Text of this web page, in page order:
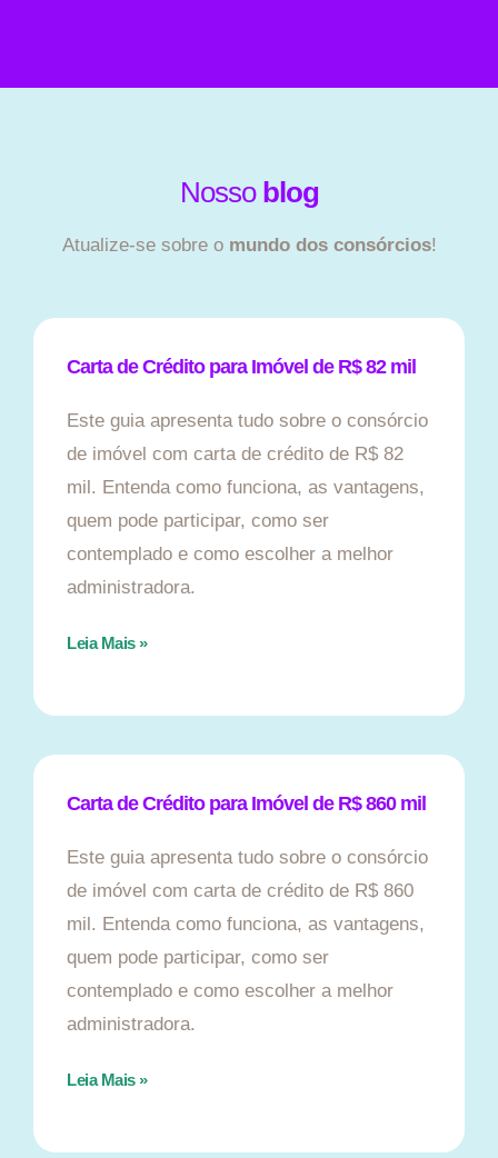
Nosso blog
Atualize-se sobre o mundo dos consórcios!
Carta de Crédito para Imóvel de R$ 82 mil
Este guia apresenta tudo sobre o consórcio
de imóvel com carta de crédito de R$ 82
mil. Entenda como funciona, as vantagens,
quem pode participar, como ser
contemplado e como escolher a melhor
administradora.
Leia Mais »
Carta de Crédito para Imóvel de R$ 860 mil
Este guia apresenta tudo sobre o consórcio
de imóvel com carta de crédito de R$ 860
mil. Entenda como funciona, as vantagens,
quem pode participar, como ser
contemplado e como escolher a melhor
administradora.
Leia Mais »